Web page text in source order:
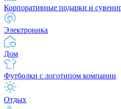
Корпоративные подарки и
Электроника
Дом
Футболки с логотипом компании
Отдых